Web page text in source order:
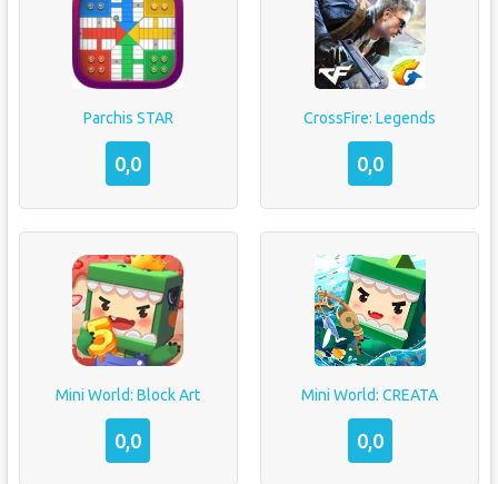
Parchis STAR
0,0
CrossFire: Legends
0,0
Mini World: Block Art
0,0
Mini World: CREATA
0,0